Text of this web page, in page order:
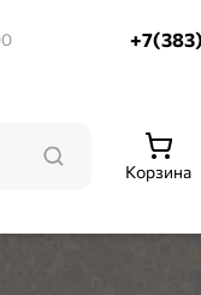
Корзина